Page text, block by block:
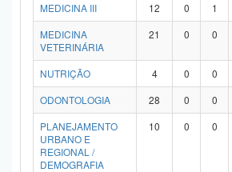
MEDICINA III
12 0 1
MEDICINA
VETERINÁRIA
21 0 0
NUTRIÇÃO 4 0 0
ODONTOLOGIA
28 0 0
PLANEJAMENTO
URBANO E
REGIONAL /
DEMOGRAFIA
10 0 0